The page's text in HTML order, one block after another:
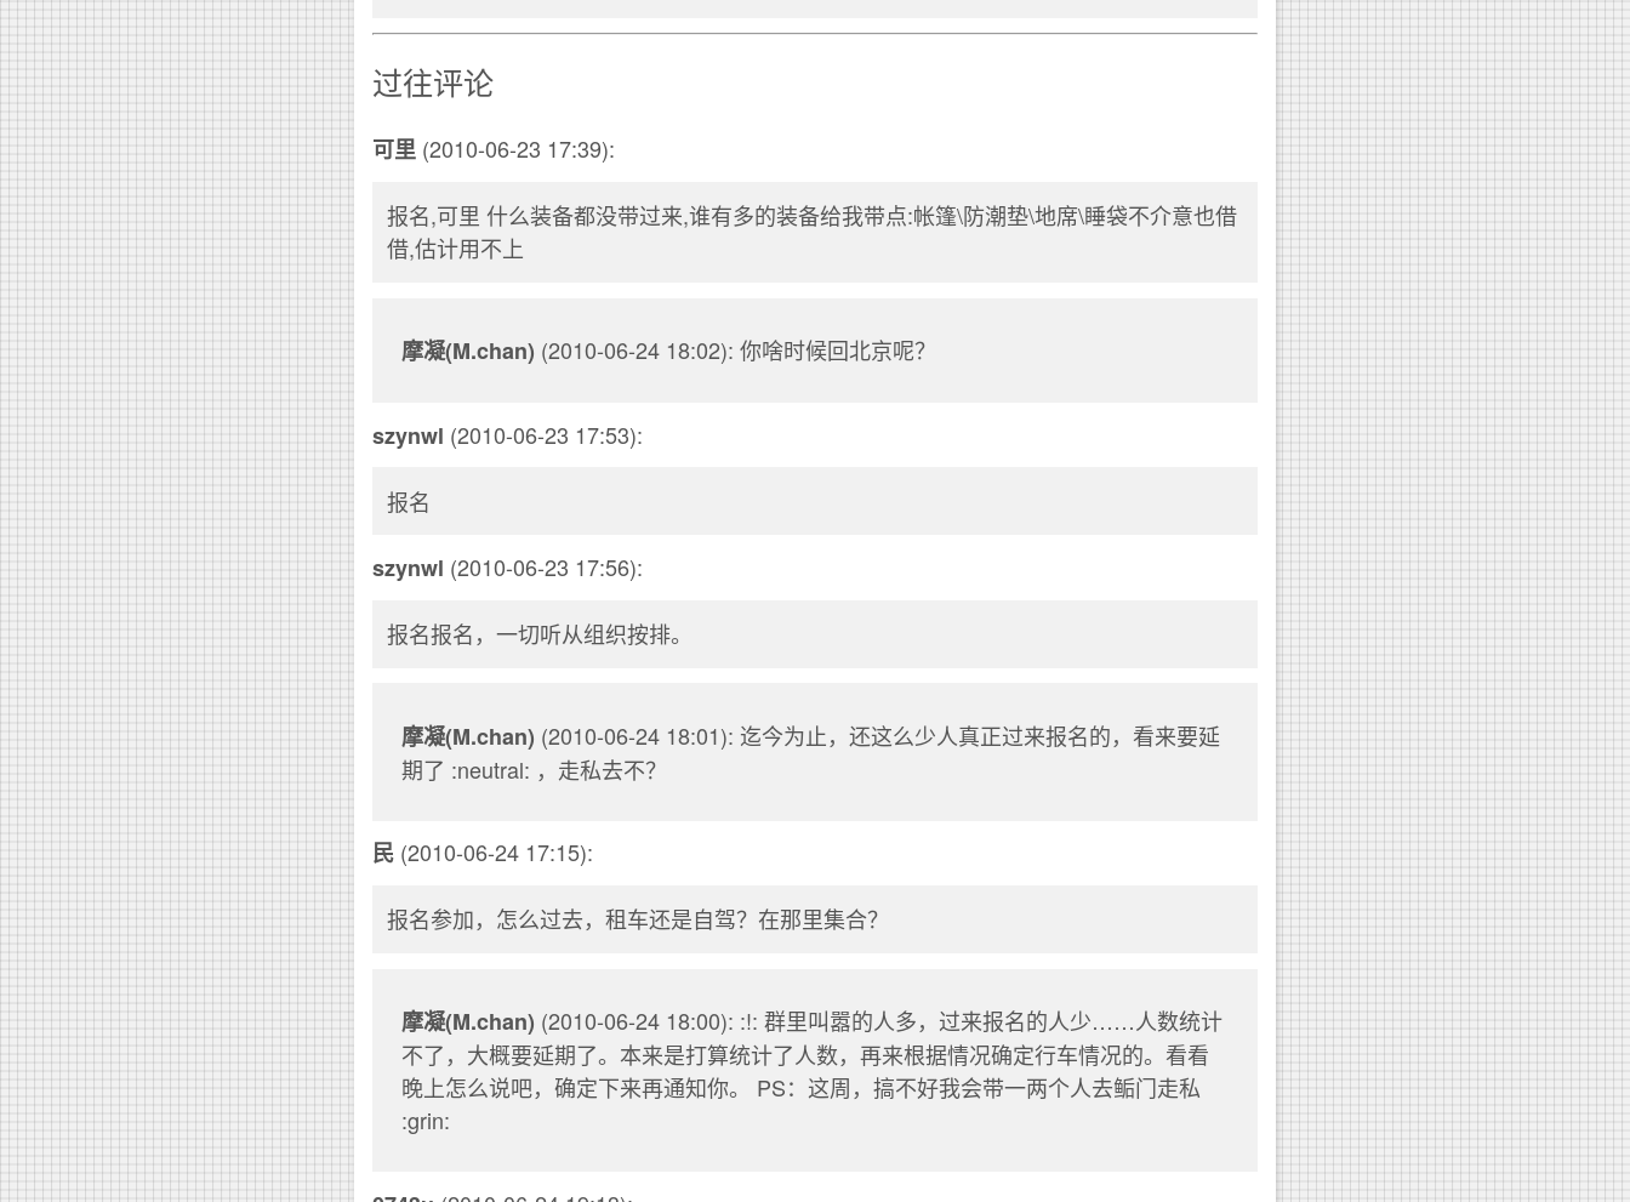
过往评论
可里 (2010-06-23 17:39):
报名,可里 什么装备都没带过来,谁有多的装备给我带点:帐篷\防潮垫\地席\睡袋不介意也借
借,估计用不上
摩凝(M.chan) (2010-06-24 18:02): 你啥时候回北京呢？
szynwl (2010-06-23 17:53):
报名
szynwl (2010-06-23 17:56):
报名报名，一切听从组织按排。
摩凝(M.chan) (2010-06-24 18:01): 迄今为止，还这么少人真正过来报名的，看来要延
期了 :neutral: ，走私去不？
民 (2010-06-24 17:15):
报名参加，怎么过去，租车还是自驾？在那里集合？
摩凝(M.chan) (2010-06-24 18:00): :!: 群里叫嚣的人多，过来报名的人少……人数统计
不了，大概要延期了。本来是打算统计了人数，再来根据情况确定行车情况的。看看
晚上怎么说吧，确定下来再通知你。 PS：这周，搞不好我会带一两个人去鲘门走私
:grin: